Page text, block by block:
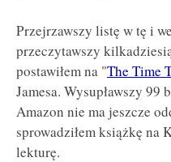
Przejrzawszy listę w tę i
przeczytawszy
postawiłem na "The Time
Jamesa. Wysupławszy
Amazon nie ma jeszcze
sprowadziłem książkę na
lekturę.